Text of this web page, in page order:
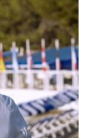
variations.
Les
options
peuvent
être
choisies
sur
la
page
du